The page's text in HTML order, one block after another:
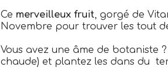
Ce merveilleux fruit, gorgé de
Novembre pour trouver les tout
Vous avez une âme de botaniste
chaude) et plantez les dans du